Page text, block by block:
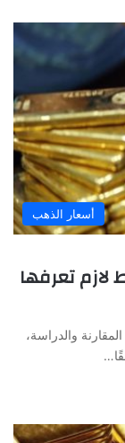
أسعار الذهب
سبيكة ذهب.. 5 نقاط لازم تعرفها
والدراسة،